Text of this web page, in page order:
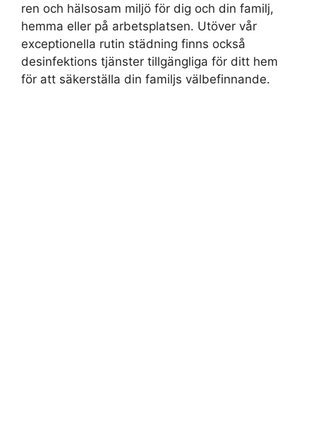
ren och hälsosam miljö för dig och din familj,
hemma eller på arbetsplatsen. Utöver vår
exceptionella rutin städning finns också
desinfektions tjänster tillgängliga för ditt hem
för att säkerställa din familjs välbefinnande.